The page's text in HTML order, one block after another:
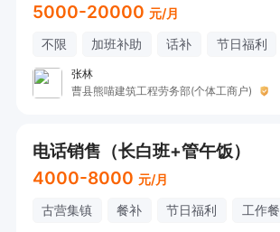
5000-20000 元/月
不限 加班补助 话补 节日福利
张林
曹县熊喵建筑工程劳务部(个体工商户)
电话销售（长白班+管午饭）
4000-8000 元/月
古营集镇 餐补 节日福利 工作餐